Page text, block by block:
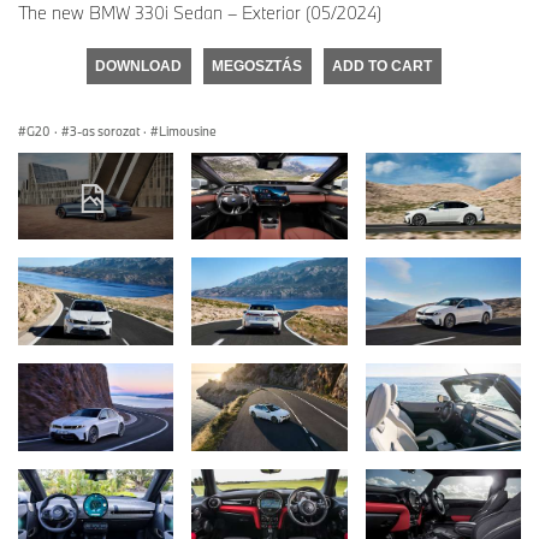
The new BMW 330i Sedan – Exterior (05/2024)
DOWNLOAD MEGOSZTÁS ADD TO CART
G20 · 3-as sorozat · Limousine